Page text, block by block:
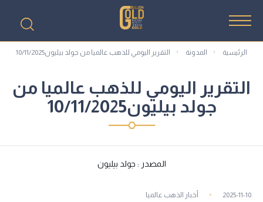
الرئيسية المدونة التقرير اليومي للذهب عالميا من جولد بيليون10/11/2025
التقرير اليومي للذهب عالميا من
جولد بيليون10/11/2025
المصدر : جولد بيليون
2025-11-10 أخبار الذهب عالميا